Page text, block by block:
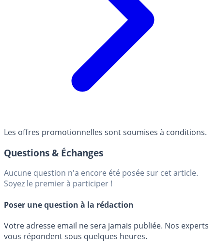
Les offres promotionnelles sont soumises à conditions.
Questions & Échanges
Aucune question n'a encore été posée sur cet article.
Soyez le premier à participer !
Poser une question à la rédaction
Votre adresse email ne sera jamais publiée. Nos experts
vous répondent sous quelques heures.